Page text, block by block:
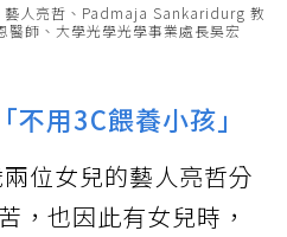
藝人亮哲、Padmaja Sankaridurg 教
醫師、大學光學光學事業處長吳宏
用3C餵養小孩」
位女兒的藝人亮哲分
，也因此有女兒時，